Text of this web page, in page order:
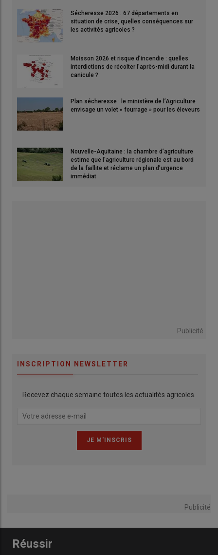
Sécheresse 2026 : 67 départements en
situation de crise, quelles conséquences sur
les activités agricoles ?
Moisson 2026 et risque d’incendie : quelles
interdictions de récolter l’après-midi durant la
canicule ?
Plan sécheresse : le ministère de l’Agriculture
envisage un volet « fourrage » pour les éleveurs
Nouvelle-Aquitaine : la chambre d’agriculture
estime que l'agriculture régionale est au bord
de la faillite et réclame un plan d’urgence
immédiat
Publicité
INSCRIPTION NEWSLETTER
Recevez chaque semaine toutes les actualités agricoles.
Publicité
Réussir